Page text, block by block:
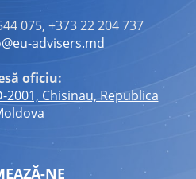
075, +373 22 204 737
advisers.md
oficiu:
2001, Chisinau, Republica
NE